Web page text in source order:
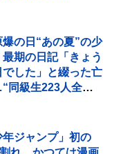
爆の日“あの夏”の少
期の日記「きょう
でした」と綴った亡
同級生223人全
年ジャンプ」初の